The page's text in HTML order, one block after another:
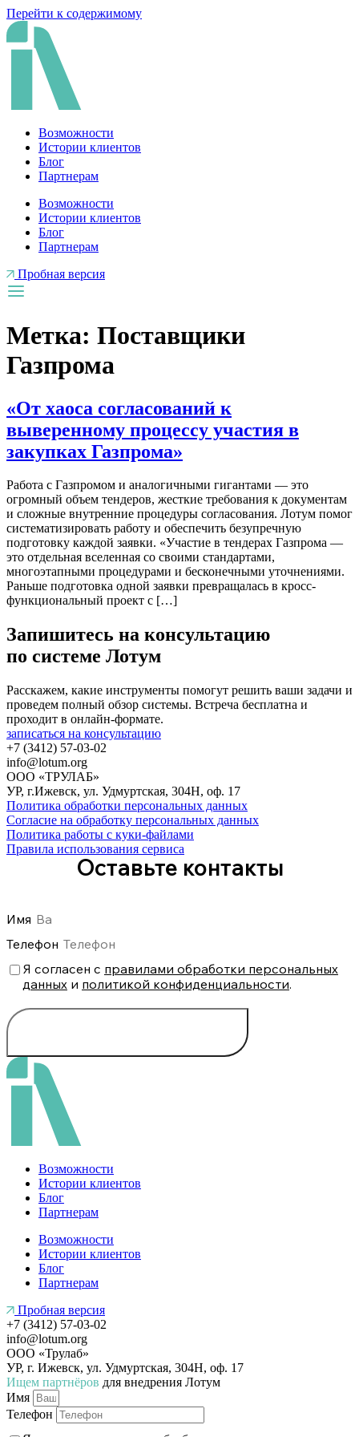
Перейти к содержимому
Возможности
Истории клиентов
Блог
Партнерам
Возможности
Истории клиентов
Блог
Партнерам
Пробная версия
Метка: Поставщики
Газпрома
«От хаоса согласований к
выверенному процессу участия в
закупках Газпрома»
Работа с Газпромом и аналогичными гигантами — это
огромный объем тендеров, жесткие требования к документам
и сложные внутренние процедуры согласования. Лотум помог
систематизировать работу и обеспечить безупречную
подготовку каждой заявки. «Участие в тендерах Газпрома —
это отдельная вселенная со своими стандартами,
многоэтапными процедурами и бесконечными уточнениями.
Раньше подготовка одной заявки превращалась в кросс-
функциональный проект с […]
Запишитесь на консультацию
по системе Лотум
Расскажем, какие инструменты помогут решить ваши задачи и
проведем полный обзор системы. Встреча бесплатна и
проходит в онлайн-формате.
записаться на консультацию
+7 (3412) 57-03-02
info@lotum.org
ООО «ТРУЛАБ»
УР, г.Ижевск, ул. Удмуртская, 304Н, оф. 17
Политика обработки персональных данных
Согласие на обработку персональных данных
Политика работы с куки-файлами
Правила использования сервиса
Оставьте контакты
Имя
Телефон
Я согласен с правилами обработки персональных
данных и политикой конфиденциальности.
Возможности
Истории клиентов
Блог
Партнерам
Возможности
Истории клиентов
Блог
Партнерам
Пробная версия
+7 (3412) 57-03-02
info@lotum.org
ООО «Трулаб»
УР, г. Ижевск, ул. Удмуртская, 304Н, оф. 17
Ищем партнёров для внедрения Лотум
Имя
Телефон